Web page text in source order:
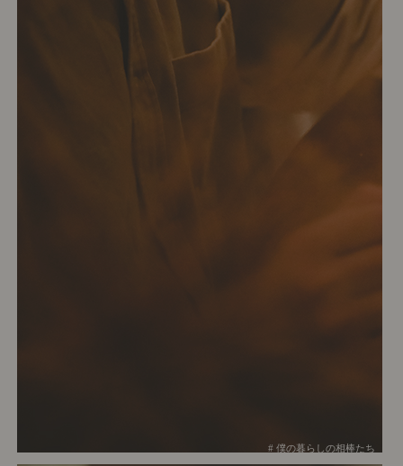
# 僕の暮らしの相棒たち